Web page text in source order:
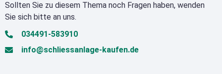
Sollten Sie zu diesem Thema noch Fragen haben, wenden
Sie sich bitte an uns.
034491-583910
info@schliessanlage-kaufen.de